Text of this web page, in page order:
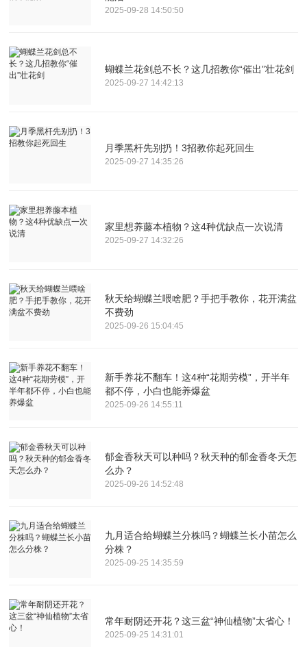
2025-09-28 14:50:50
蝴蝶兰花剑总不长？这几招教你“催出”壮花剑
2025-09-27 14:42:13
月季黑杆先别扔！3招教你起死回生
2025-09-27 14:35:26
家里想养藤本植物？这4种优缺点一次说清
2025-09-27 14:32:26
秋天给蝴蝶兰喂啥肥？手把手教你，花开满盆
不费劲
2025-09-26 15:04:45
新手养花不翻车！这4种“花期劳模”，开半年
都不停，小白也能养爆盆
2025-09-26 14:55:11
郁金香秋天可以种吗？秋天种的郁金香冬天怎
么办？
2025-09-26 14:52:48
九月适合给蝴蝶兰分株吗？蝴蝶兰长小苗怎么
分株？
2025-09-25 14:35:59
常年耐阴还开花？这三盆“神仙植物”太省心！
2025-09-25 14:31:01